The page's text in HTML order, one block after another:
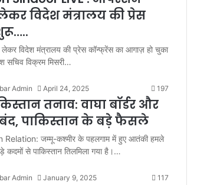
विदेश मंत्रालय की प्रेस
विदेश मंत्रालय की प्रेस कॉन्फ्रेंस का आगाज़ हो चुका
सचिव विक्रम मिसरी…
Admin April 24, 2025 197
तनाव: वाघा बॉर्डर और
पाकिस्तान के बड़े फैसले
जम्मू-कश्मीर के पहलगाम में हुए आतंकी हमले
कदमों से पाकिस्तान तिलमिला गया है।…
Admin January 9, 2025 117